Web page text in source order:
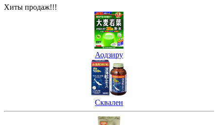
Хиты продаж!!!
Аодзиру
Сквален